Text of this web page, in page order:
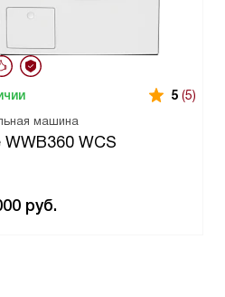
5 (5)
машина
WWB360 WCS
руб.